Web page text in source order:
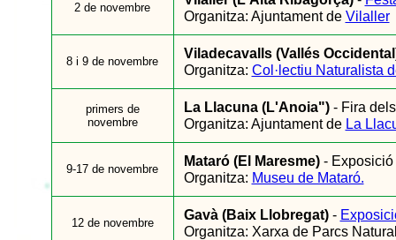
2 de novembre
Organitza: Ajuntament de Vilaller
8 i 9 de novembre
Viladecavalls (Vallés
Organitza: Col·lectiu Naturalista
primers de
novembre
La Llacuna (L'Anoia")- Fira
Organitza: Ajuntament de La
9-17 de novembre
Mataró (El Maresme)- Exposició
Organitza: Museu de Mataró.
12 de novembre
Gavà (Baix Llobregat)-
Organitza: Xarxa de Parcs